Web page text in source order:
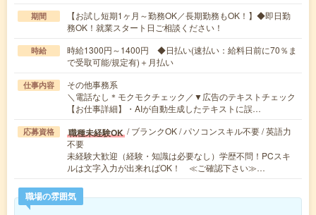
期間
【お試し短期1ヶ月～勤務OK／長期勤務もOK！】◆即日勤
務OK！就業スタート日ご相談ください！
時給
時給1300円～1400円 ◆日払い(速払い：給料日前に70％ま
で受取可能/規定有)＋月払い
仕事内容
その他事務系
＼電話なし＊モクモクチェック／▼広告のテキストチェック
【お仕事詳細】・AIが自動生成したテキストに誤…
応募資格 職種未経験OK / ブランクOK / パソコンスキル不要 / 英語力
不要
未経験大歓迎（経験・知識は必要なし）学歴不問！PCスキ
ルは文字入力が出来ればOK！ ≪ご確認下さい≫…
職場の雰囲気